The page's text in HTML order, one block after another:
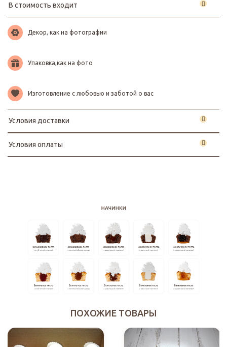
В стоимость входит
Декор, как на фотографии
Упаковка,как на фото
Изготовление с любовью и заботой о вас
Условия доставки
Условия оплаты
ПОХОЖИЕ ТОВАРЫ